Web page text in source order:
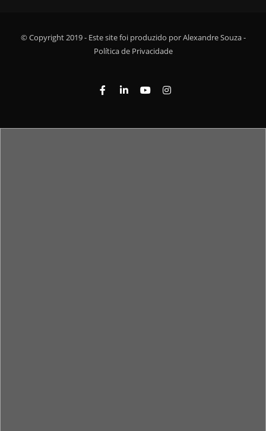
© Copyright 2019 - Este site foi produzido por Alexandre Souza -
Política de Privacidade